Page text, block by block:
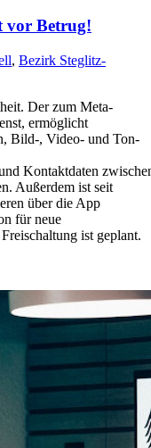
vor Betrug!
, Bezirk Steglitz-
Der zum Meta-
ermöglicht
Bild-, Video- und Ton-
Kontaktdaten
Außerdem ist seit
über die App
für neue
ist geplant.